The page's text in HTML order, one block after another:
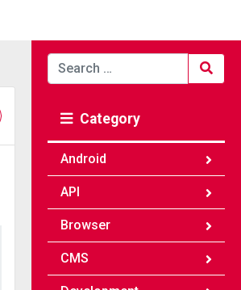
Search
for:
Category
Android
API
Browser
CMS